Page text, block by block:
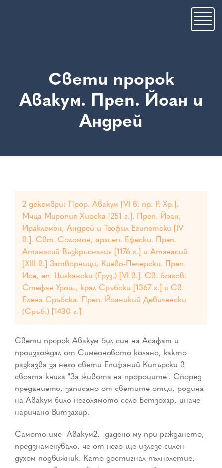
Свети пророк
Авакум. Преп. Йоан и
Андрей
2 декември: Прор. Авакум [VI в. пр. Р. Хр.].
Мчца Миропия Хиоска [251 г.]. Преп. Йоан,
Ираклемон, Андрей и Теофил Египетски [IV
в.]. Свт. Соломон, архиеп. Ефески. Преп.
Атанасий Възкръсналия [1176 г.] и Атанасий
[XIII в.] Затворници, Киево-Печерски. Преп.
Исе, еп. Цилкански (Груз.) [VI в.]. Св. благов.
Стефан Урош, крал Сръбски [1367 г.] и Св.
Елена Сръбска. Преп. Йоаникий Девиченски
(Сръб.) [1430 г.]
Свети пророк Авакум бил син на Асафат и
произхождал от Симеоновото коляно, както
разказва за него свети Епифаний Кипърски в
своята книга "За живота на пророците". Според
преданието, записано от светите отци, родина
на Авакум било неголямото село Бетзохар, иначе
наричано Витзахир.
Самото име ­ Авакум2, ­ дадено му при раждането,
предзнаменувало, че от него ще излезе силен
духом подвижник. Като достигнал пълнолетие,